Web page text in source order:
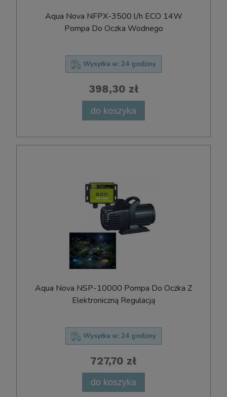
Aqua Nova NFPX-3500 l/h ECO 14W
Pompa Do Oczka Wodnego
Wysyłka w: 24 godziny
398,30 zł
do koszyka
Aqua Nova NSP-10000 Pompa Do Oczka Z
Elektroniczną Regulacją
Wysyłka w: 24 godziny
727,70 zł
do koszyka